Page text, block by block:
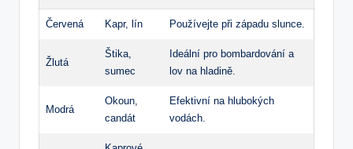
Červená Kapr, lín Používejte při západu slunce.
Žlutá
Štika,
sumec
Ideální pro bombardování a
lov na hladině.
Modrá
Okoun,
candát
Efektivní na hlubokých
‍vodách.